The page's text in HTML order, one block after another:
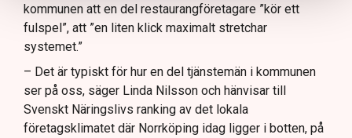
kommunen att en del restaurangföretagare ”kör ett
fulspel”, att ”en liten klick maximalt stretchar
systemet.”
– Det är typiskt för hur en del tjänstemän i kommunen
ser på oss, säger Linda Nilsson och hänvisar till
Svenskt Näringslivs ranking av det lokala
företagsklimatet där Norrköping idag ligger i botten, på